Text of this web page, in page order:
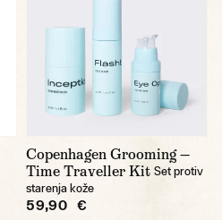
Copenhagen Grooming —
Time Traveller Kit Set protiv
starenja kože
59,90 €